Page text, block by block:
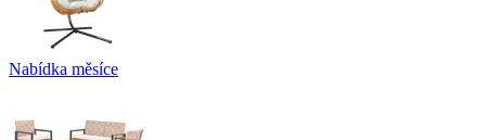
Nabídka měsíce